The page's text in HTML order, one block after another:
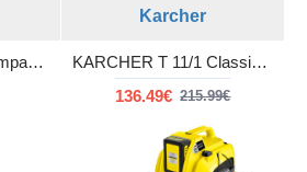
KARCHER SE 3 Compact Home Μηχανή πλύσης-απόπλυσης Υφασμάτινων επιφανειών
Karcher
KARCHER T 11/1 Classic HEPA Re!Plast ηλεκτρική σκούπα ξηρής αναρρόφησης
136.49€ 215.99€